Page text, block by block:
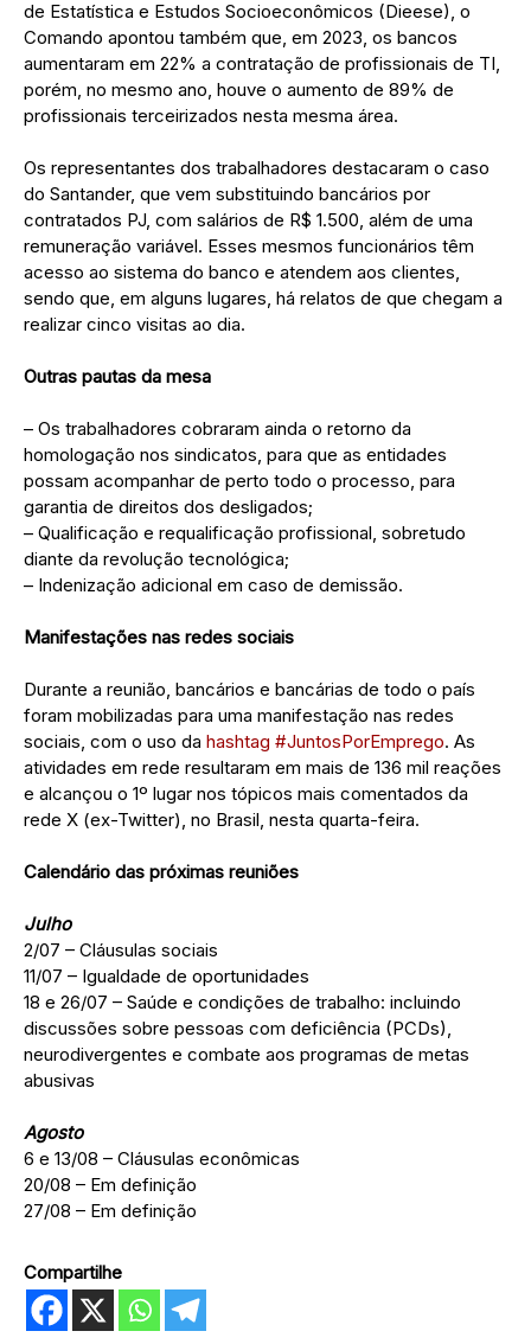
de Estatística e Estudos Socioeconômicos (Dieese), o
Comando apontou também que, em 2023, os bancos
aumentaram em 22% a contratação de profissionais de TI,
porém, no mesmo ano, houve o aumento de 89% de
profissionais terceirizados nesta mesma área.
Os representantes dos trabalhadores destacaram o caso
do Santander, que vem substituindo bancários por
contratados PJ, com salários de R$ 1.500, além de uma
remuneração variável. Esses mesmos funcionários têm
acesso ao sistema do banco e atendem aos clientes,
sendo que, em alguns lugares, há relatos de que chegam a
realizar cinco visitas ao dia.
Outras pautas da mesa
– Os trabalhadores cobraram ainda o retorno da
homologação nos sindicatos, para que as entidades
possam acompanhar de perto todo o processo, para
garantia de direitos dos desligados;
– Qualificação e requalificação profissional, sobretudo
diante da revolução tecnológica;
– Indenização adicional em caso de demissão.
Manifestações nas redes sociais
Durante a reunião, bancários e bancárias de todo o país
foram mobilizadas para uma manifestação nas redes
sociais, com o uso da hashtag #JuntosPorEmprego. As
atividades em rede resultaram em mais de 136 mil reações
e alcançou o 1º lugar nos tópicos mais comentados da
rede X (ex-Twitter), no Brasil, nesta quarta-feira.
Calendário das próximas reuniões
Julho
2/07 – Cláusulas sociais
11/07 – Igualdade de oportunidades
18 e 26/07 – Saúde e condições de trabalho: incluindo
discussões sobre pessoas com deficiência (PCDs),
neurodivergentes e combate aos programas de metas
abusivas
Agosto
6 e 13/08 – Cláusulas econômicas
20/08 – Em definição
27/08 – Em definição
Compartilhe